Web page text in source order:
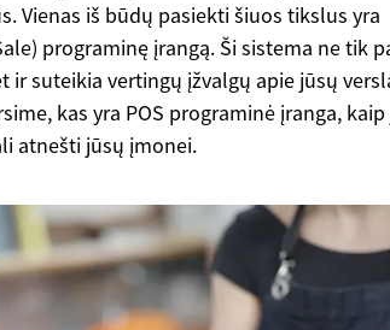
Vienas iš būdų pasiekti šiuos tikslus yra
programinę įrangą. Ši sistema ne tik
ir suteikia vertingų įžvalgų apie jūsų
kas yra POS programinė įranga, kaip
atnešti jūsų įmonei.